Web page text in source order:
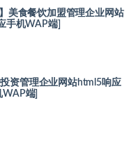
美食餐饮加盟管理企业网站
手机WAP端]
投资管理企业网站html5响应
WAP端]